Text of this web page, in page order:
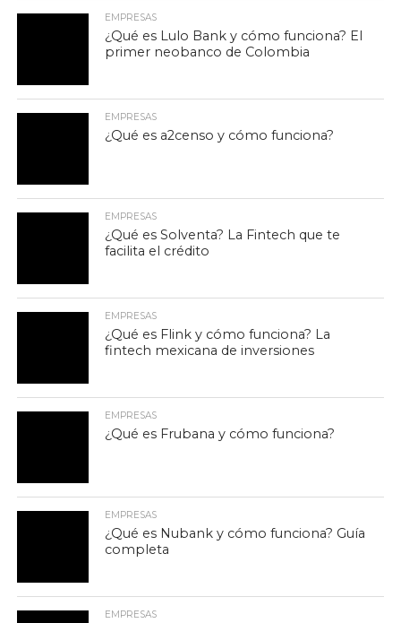
EMPRESAS
¿Qué es Lulo Bank y cómo funciona? El
primer neobanco de Colombia
EMPRESAS
¿Qué es a2censo y cómo funciona?
EMPRESAS
¿Qué es Solventa? La Fintech que te
facilita el crédito
EMPRESAS
¿Qué es Flink y cómo funciona? La
fintech mexicana de inversiones
EMPRESAS
¿Qué es Frubana y cómo funciona?
EMPRESAS
¿Qué es Nubank y cómo funciona? Guía
completa
EMPRESAS